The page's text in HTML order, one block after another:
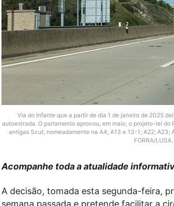
Via do Infante que a partir de dia 1 de janeiro de 2025
autoestrada. O parlamento aprovou, em maio, o projeto-lei
antigas Scut, nomeadamente na A4; A13 e 13-1; A22; A23;
FORRA/LUSA.
Acompanhe toda a atualidade
A decisão, tomada esta segunda-feira,
semana passada e pretende facilitar a